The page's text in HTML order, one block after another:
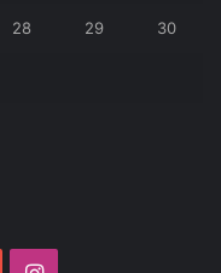
28 29 30